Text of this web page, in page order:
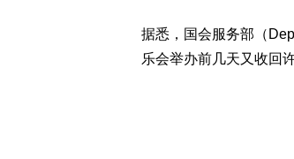
据悉，国会服务部（
乐会举办前几天又收回